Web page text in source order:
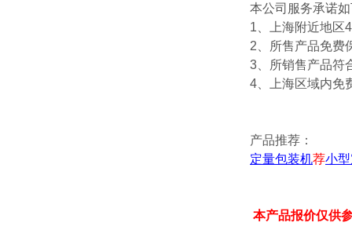
本公司服务承诺
1、上海附近地区
2、所售产品免费
3、所销售产品符
4、上海区域内免
产品推荐：
定量包装机荐小
本产品报价仅供